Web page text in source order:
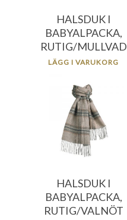
HALSDUK I
BABYALPACKA,
RUTIG/MULLVAD
LÄGG I VARUKORG
476.00
HALSDUK I
BABYALPACKA,
RUTIG/VALNÖT